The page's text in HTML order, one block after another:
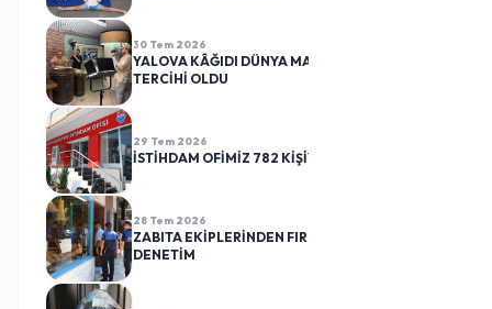
30 Tem 2026
YALOVA KÂĞIDI DÜNYA MARKALARININ
TERCİHİ OLDU
29 Tem 2026
İSTİHDAM OFİMİZ 782 KİŞİYİ İŞ SAHİBİ YAPTI
28 Tem 2026
ZABITA EKİPLERİNDEN FIRINLARA RUTİN
DENETİM